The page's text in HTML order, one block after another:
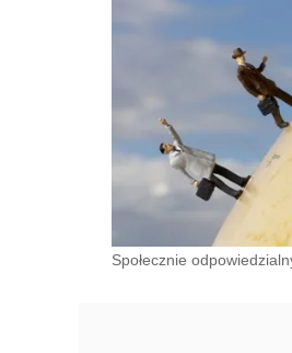
Społecznie